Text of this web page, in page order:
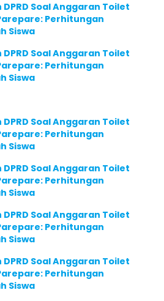
Soal Anggaran Toilet
Perhitungan
Siswa
Soal Anggaran Toilet
Perhitungan
Siswa
Soal Anggaran Toilet
Perhitungan
Siswa
Soal Anggaran Toilet
Perhitungan
Siswa
Soal Anggaran Toilet
Perhitungan
Siswa
Soal Anggaran Toilet
Perhitungan
Siswa